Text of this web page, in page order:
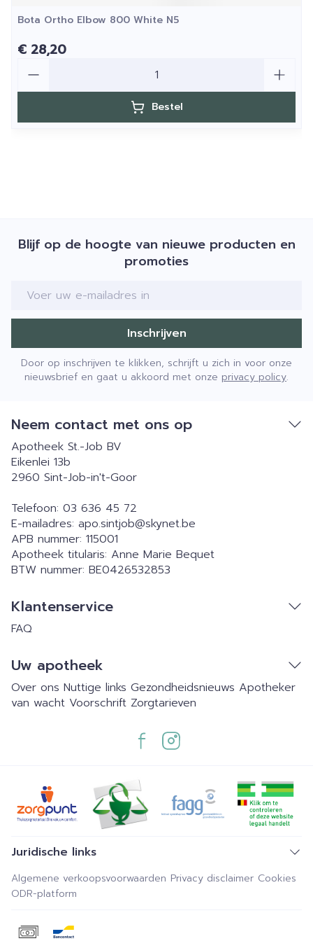
Bota Ortho Elbow 800 White N5
€ 28,20
Bestel
Blijf op de hoogte van nieuwe producten en
promoties
E-mail adres
Inschrijven
Door op inschrijven te klikken, schrijft u zich in voor onze
nieuwsbrief en gaat u akkoord met onze privacy policy.
Neem contact met ons op
Apotheek St.-Job BV
Eikenlei 13b
2960 Sint-Job-in't-Goor
Telefoon: 03 636 45 72
E-mailadres: apo.sintjob@skynet.be
APB nummer: 115001
Apotheek titularis: Anne Marie Bequet
BTW nummer: BE0426532853
Klantenservice
FAQ
Uw apotheek
Over ons Nuttige links Gezondheidsnieuws Apotheker
van wacht Voorschrift Zorgtarieven
Juridische links
Algemene verkoopsvoorwaarden Privacy disclaimer Cookies
ODR-platform